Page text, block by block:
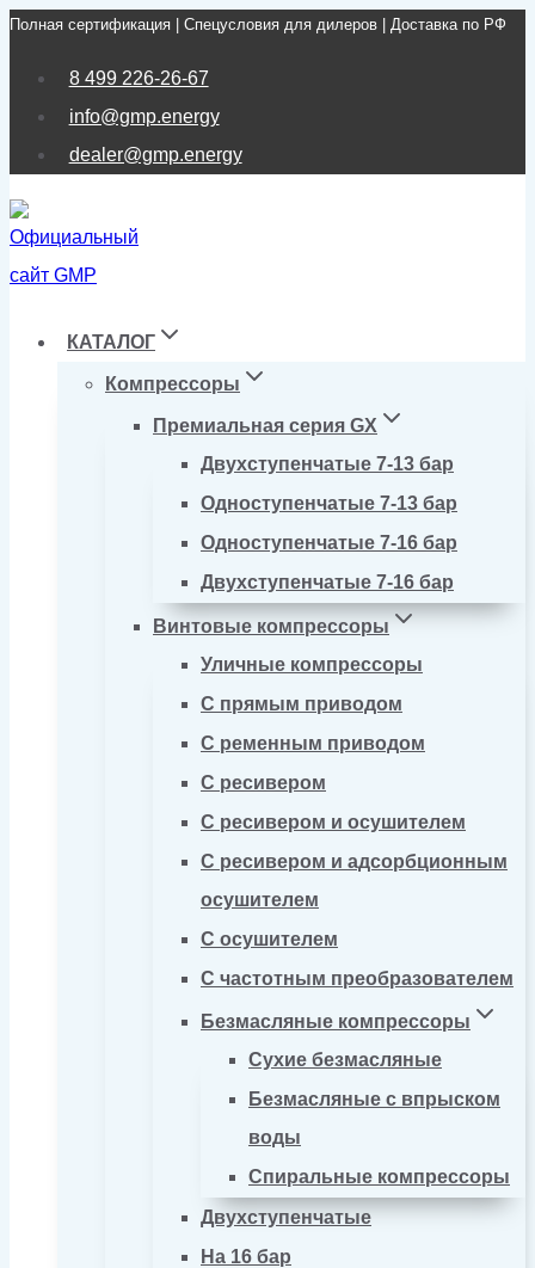
Перейти
Полная сертификация | Спецусловия для дилеров | Доставка по РФ
8 499 226-26-67
info@gmp.energy
dealer@gmp.energy
КАТАЛОГ
Компрессоры
Премиальная серия GX
Двухступенчатые 7-13 бар
Одноступенчатые 7-13 бар
Одноступенчатые 7-16 бар
Двухступенчатые 7-16 бар
Винтовые компрессоры
Уличные компрессоры
С прямым приводом
С ременным приводом
С ресивером
С ресивером и осушителем
С ресивером и адсорбционным
осушителем
С осушителем
С частотным преобразователем
Безмасляные компрессоры
Сухие безмасляные
Безмасляные с впрыском
воды
Спиральные компрессоры
Двухступенчатые
На 16 бар